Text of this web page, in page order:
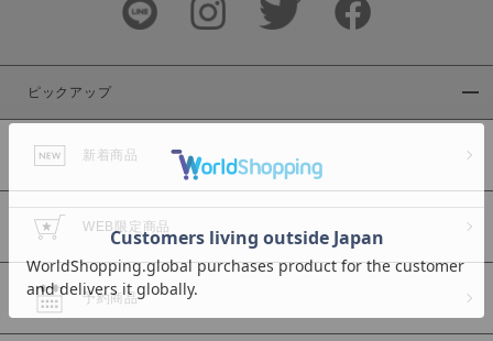
カラー
ピックアップ
新着商品
WEB限定商品
予約商品